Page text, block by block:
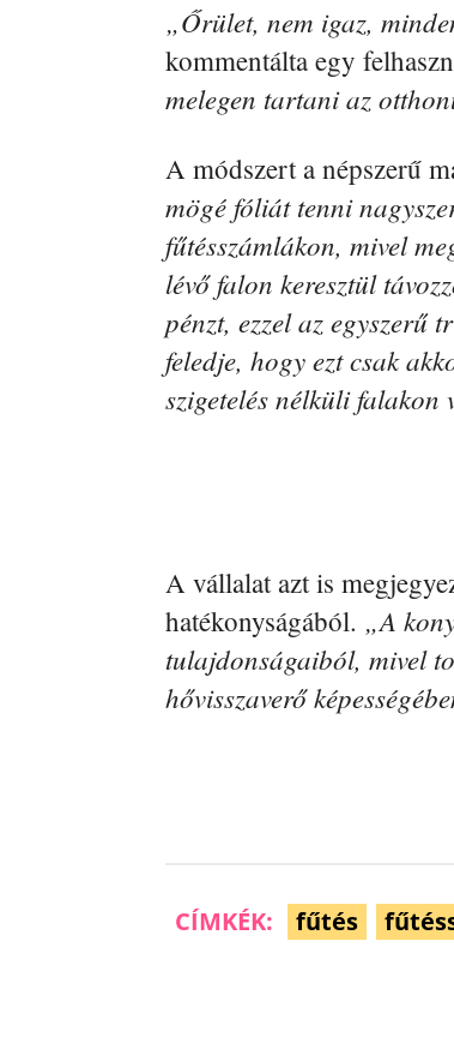
„Őrület, nem igaz,
kommentálta egy
melegen tartani az
A módszert a népszerű
mögé fóliát tenni
fűtésszámlákon, mivel
lévő falon keresztül
pénzt, ezzel az egyszerű
feledje, hogy ezt csak
szigetelés nélküli falakon
A vállalat azt is
hatékonyságából. „A
tulajdonságaiból, mivel
hővisszaverő
CÍMKÉK: fűtés